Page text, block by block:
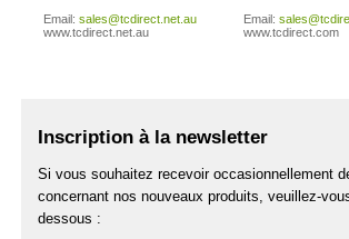
Email: sales@tcdirect.net.au
www.tcdirect.net.au
Email:
www.tcdirect.com
Inscription à la newsletter
Si vous souhaitez recevoir occasionnellement
concernant nos nouveaux produits, veuillez-
dessous :